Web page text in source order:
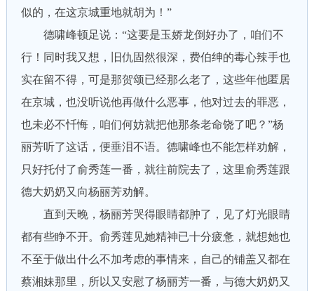
似的，在这京城重地就胡为！”
德啸峰顿足说：“这要是玉娇龙倒好办了，咱们不
行！同时我又想，旧仇固然很深，费伯绅的毒心辣手也
实在留不得，可是那贺颂已经那么老了，这些年他匿居
在京城，也没听说他再做什么恶事，他对过去的罪恶，
也未必不忏悔，咱们何妨就把他那条老命饶了吧？”杨
丽芳听了这话，便垂泪不语。德啸峰也不能怎样劝解，
只好托付了俞秀莲一番，就往前院去了，这里俞秀莲跟
德大奶奶又向杨丽芳劝解。
直到天晚，杨丽芳哭得眼睛都肿了，见了灯光眼睛
都有些睁不开。俞秀莲见她精神已十分疲惫，就想她也
不至于做出什么不加考虑的事情来，自己的铺盖又都在
蔡湘妹那里，所以又安慰了杨丽芳一番，与德大奶奶又